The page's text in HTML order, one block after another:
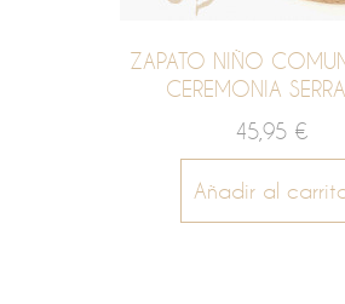
ZAPATO NIÑO
CEREMONIA
45,95 €
Añadir al